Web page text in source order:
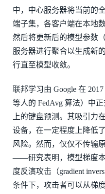
中，中心服务器将当前的
端子集，各客户端在本地
然后将更新后的模型参数
服务器进行聚合以生成新
行直至模型收敛。
联邦学习由 Google 在
等人的 FedAvg 算法）中
上的键盘预测。其吸引力
设备，在一定程度上降低
风险。然而，仅仅不传输
——研究表明，模型梯度
度反演攻击（gradient
条件下，攻击者可以从梯